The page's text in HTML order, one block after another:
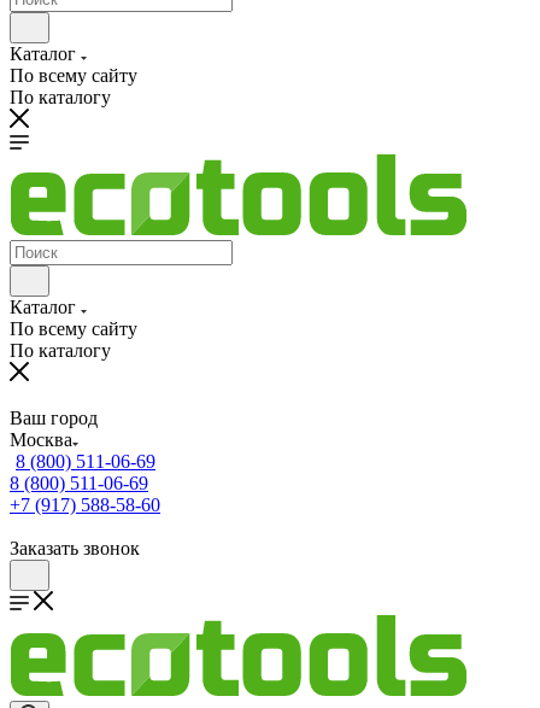
Каталог
По всему сайту
По каталогу
Каталог
По всему сайту
По каталогу
Ваш город
Москва
8 (800) 511-06-69
8 (800) 511-06-69
+7 (917) 588-58-60
Заказать звонок